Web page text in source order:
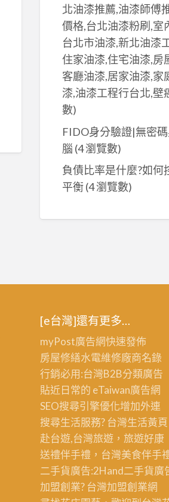
北油漆推薦,油漆師傅
價格,台北油漆粉刷,室
台北市油漆,新北油漆
住家油漆,住宅油漆,房
客廳油漆,居家油漆,家
漆,油漆工程行台北,壁
數)
FIDO身分驗證|無密
腦 (4 瀏覽數)
負債比率是什麼?如何
平衡(4 瀏覽數)
[e台灣]還有更多…
myPost廣告網快速發佈
房屋修繕水電維修廠商名錄
行銷必用:台灣B2B分類廣告
貼近日常的 eTaiwan廣告網
SEO搜尋引擎優化增加外連
搜尋生活服務? 台灣生活黃頁
赴台遊,台灣旅遊 ，旅遊好康
送禮伴手禮，台灣美食伴手
二手貨廣告:2Hand二手貨廣
加盟創業? 台灣加盟創業網